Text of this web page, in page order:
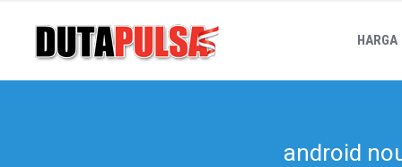
HARGA
android